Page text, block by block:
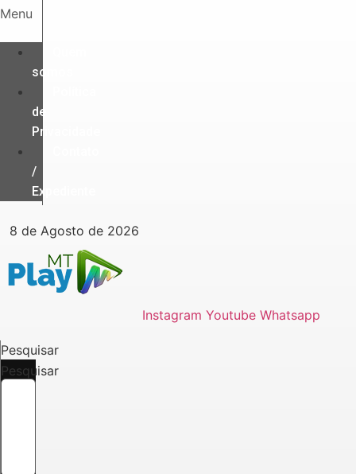
Ir
o
conteúdo
Menu
somos
de
Privacidade
/
Expediente
8 de Agosto de 2026
Instagram Youtube Whatsapp
Pesquisar
Pesquisar